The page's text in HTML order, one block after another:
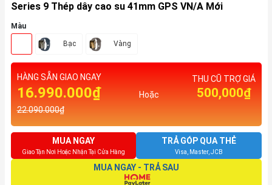
Series 9 Thép dây cao su 41mm GPS VN/A Mới
Màu
Bạc Vàng
HÀNG SẴN GIAO NGAY
16.990.000₫
22.090.000₫
Hoặc
THU CŨ TRỢ GIÁ
500,000₫
MUA NGAY
Giao Tận Nơi Hoặc Nhận Tại Cửa Hàng
TRẢ GÓP QUA THẺ
Visa, Master, JCB
MUA NGAY - TRẢ SAU